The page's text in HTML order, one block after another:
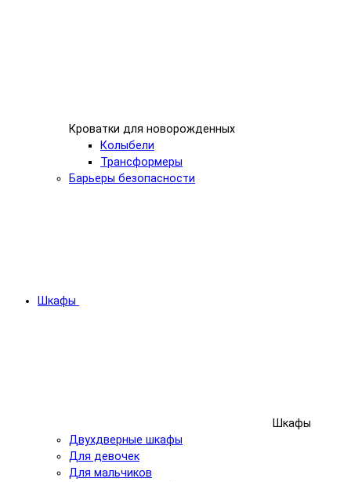
Кроватки для новорожденных
Колыбели
Трансформеры
Барьеры безопасности
Шкафы
Шкафы
Двухдверные шкафы
Для девочек
Для мальчиков